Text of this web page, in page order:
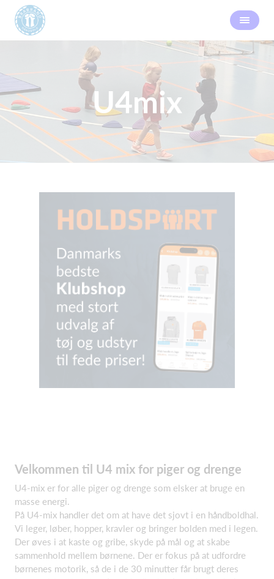
U4mix
Velkommen til U4 mix for piger og drenge
U4-mix er for alle piger og drenge som elsker at bruge en
masse energi.
På U4-mix handler det om at have det sjovt i en håndboldhal.
Vi leger, løber, hopper, kravler og bringer bolden med i legen.
Der øves i at kaste og gribe, skyde på mål og at skabe
sammenhold mellem børnene. Der er fokus på at udfordre
børnenes motorik, så de i de 30 minutter får brugt deres